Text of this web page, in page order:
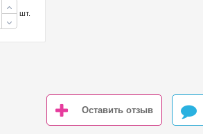
шт.
Оставить отзыв